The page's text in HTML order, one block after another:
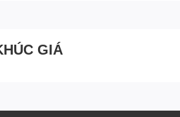
GIÁ